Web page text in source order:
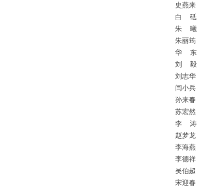
史燕来
白
砥
朱
曦
朱丽筠
华
东
刘
毅
刘志华
闫小兵
孙来春
苏宏然
李
涛
赵梦龙
李海燕
李德祥
吴伯超
宋迎春